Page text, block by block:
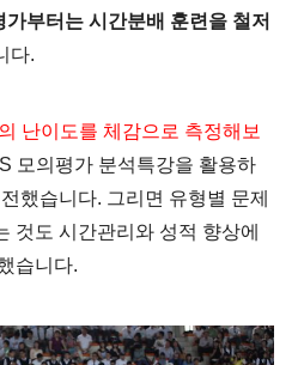
가부터는 시간분배 훈련을 철저
다.
난이도를 체감으로 측정해보
모의평가 분석특강을 활용하
했습니다. 그리면 유형별 문제
것도 시간관리와 성적 향상에
습니다.